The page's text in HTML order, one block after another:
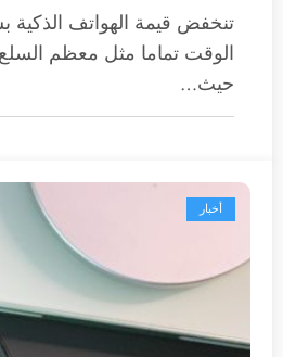
تنخفض قيمة الهواتف
الوقت تماما مثل معظم السلع
حيث…
أخبار